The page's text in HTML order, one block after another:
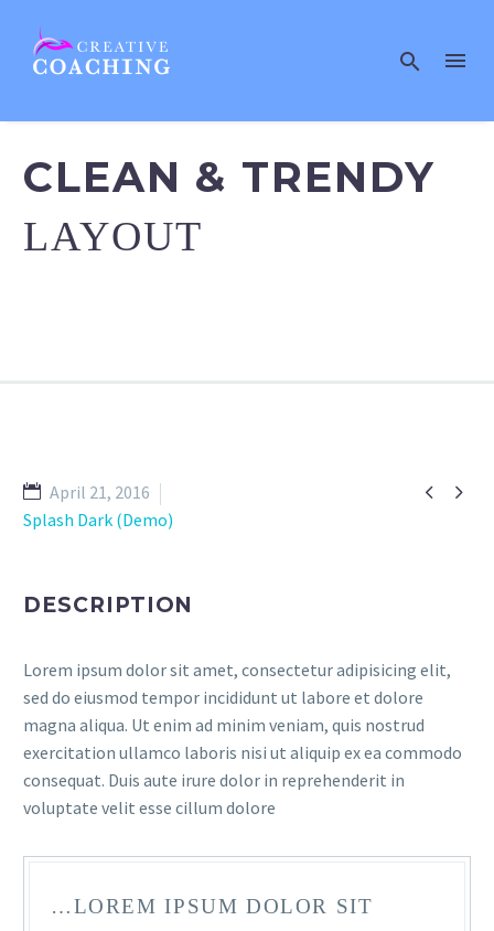
CLEAN & TRENDY
LAYOUT
 
April 21, 2016
Splash Dark (Demo)
DESCRIPTION
Lorem ipsum dolor sit amet, consectetur adipisicing elit,
sed do eiusmod tempor incididunt ut labore et dolore
magna aliqua. Ut enim ad minim veniam, quis nostrud
exercitation ullamco laboris nisi ut aliquip ex ea commodo
consequat. Duis aute irure dolor in reprehenderit in
voluptate velit esse cillum dolore
…LOREM IPSUM DOLOR SIT